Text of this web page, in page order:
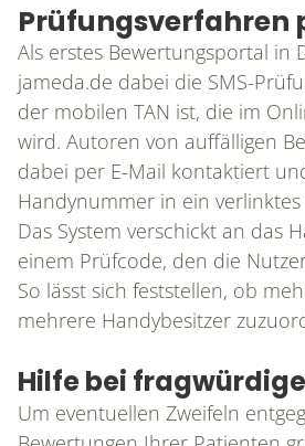
Prüfungsverfahren
Als erstes Bewertungsportal in
jameda.de dabei die SMS-
der mobilen TAN ist, die im
wird. Autoren von auffälligen
dabei per E-Mail kontaktiert
Handynummer in ein
Das System verschickt an das
einem Prüfcode, den die
So lässt sich feststellen, ob
mehrere Handybesitzer
Hilfe bei
Um eventuellen Zweifeln